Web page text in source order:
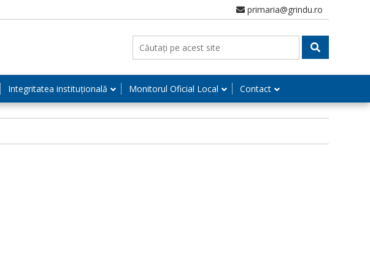
primaria@grindu.ro
Integritatea instituțională Monitorul Oficial Local Contact